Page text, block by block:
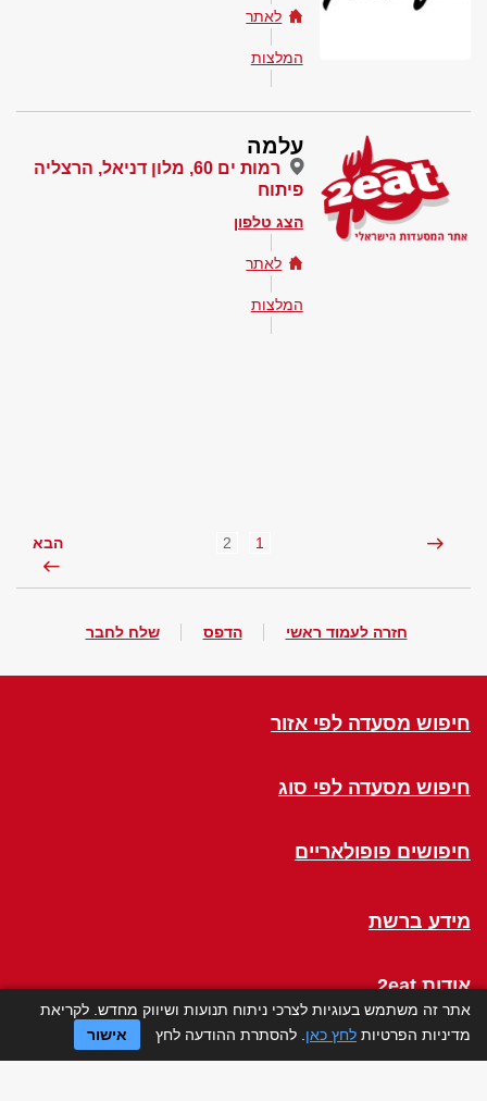
לאתר
המלצות
עלמה
רמות ים 60, מלון דניאל, הרצליה
פיתוח
הצג טלפון
לאתר
המלצות
1
2 הבא
חזרה לעמוד ראשי הדפס שלח לחבר
חיפוש מסעדה לפי אזור
חיפוש מסעדה לפי סוג
חיפושים פופולאריים
מידע ברשת
אודות 2eat
Click a Table
אתר זה משתמש בעוגיות לצרכי ניתוח תנועות ושיווק מחדש. לקריאת
מדיניות הפרטיות לחץ כאן . להסתרת ההודעה לחץ אישור